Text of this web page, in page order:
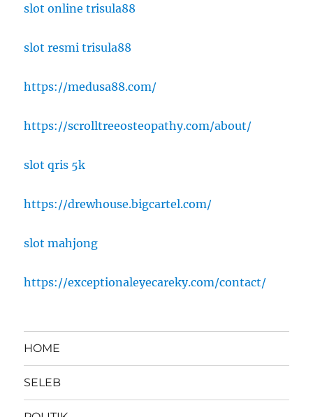
slot online trisula88
slot resmi trisula88
https://medusa88.com/
https://scrolltreeosteopathy.com/about/
slot qris 5k
https://drewhouse.bigcartel.com/
slot mahjong
https://exceptionaleyecareky.com/contact/
HOME
SELEB